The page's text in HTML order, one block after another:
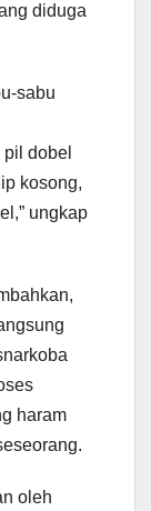
diduga
sabu
dobel
kosong,
ungkap
haram
oleh